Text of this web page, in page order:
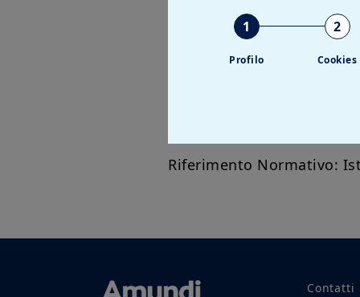
A partire dal 31 marzo 2024
Prospetto delle
Gli aderenti che hanno
Riferimento Normativo:
1
Profilo
2
Cookies
Contatti